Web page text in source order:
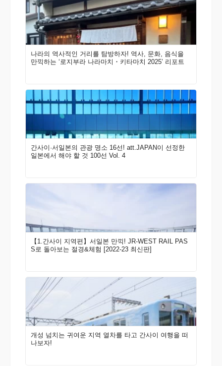
나라의 역사적인 거리를 탐방하자! 역사, 문화, 음식을
만끽하는 ‘로지부라 나라마치・키타마치 2025’ 리포트
간사이·서일본의 관광 명소 16선! att.JAPAN이 선정한
일본에서 해야 할 것 100선 Vol. 4
【1.간사이 지역편】서일본 만끽! JR-WEST RAIL PAS
S로 돌아보는 절경&체험 [2022-23 최신판]
개성 넘치는 귀여운 지역 열차를 타고 간사이 여행을 떠
나보자!